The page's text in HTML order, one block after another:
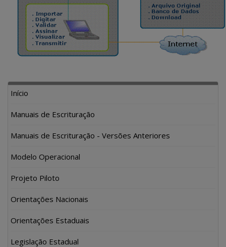
Início
Manuais de Escrituração
Manuais de Escrituração - Versões Anteriores
Modelo Operacional
Projeto Piloto
Orientações Nacionais
Orientações Estaduais
Legislação Estadual